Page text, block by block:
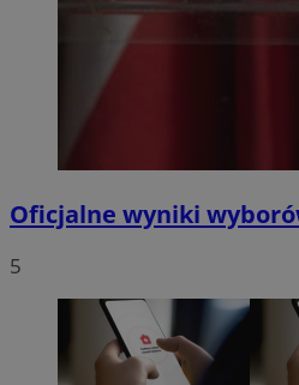
Oficjalne wyniki
5